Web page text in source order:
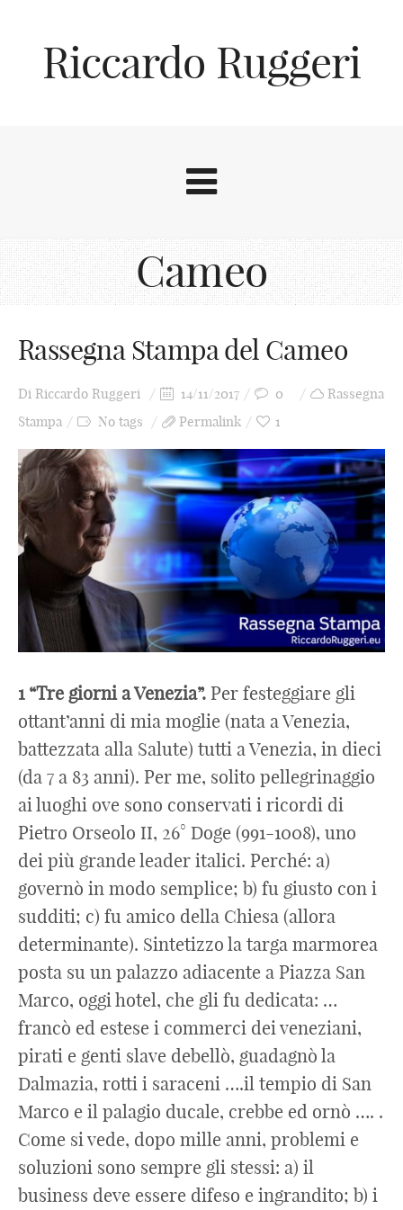
Riccardo Ruggeri
Cameo
Rassegna Stampa del Cameo
Di Riccardo Ruggeri 14/11/2017 0
Rassegna
Stampa
No tags Permalink 1
1 “Tre giorni a Venezia”. Per festeggiare gli
ottant’anni di mia moglie (nata a Venezia,
battezzata alla Salute) tutti a Venezia, in dieci
(da 7 a 83 anni). Per me, solito pellegrinaggio
ai luoghi ove sono conservati i ricordi di
Pietro Orseolo II, 26° Doge (991-1008), uno
dei più grande leader italici. Perché: a)
governò in modo semplice; b) fu giusto con i
sudditi; c) fu amico della Chiesa (allora
determinante). Sintetizzo la targa marmorea
posta su un palazzo adiacente a Piazza San
Marco, oggi hotel, che gli fu dedicata: …
francò ed estese i commerci dei veneziani,
pirati e genti slave debellò, guadagnò la
Dalmazia, rotti i saraceni ….il tempio di San
Marco e il palagio ducale, crebbe ed ornò …. .
Come si vede, dopo mille anni, problemi e
soluzioni sono sempre gli stessi: a) il
business deve essere difeso e ingrandito; b) i